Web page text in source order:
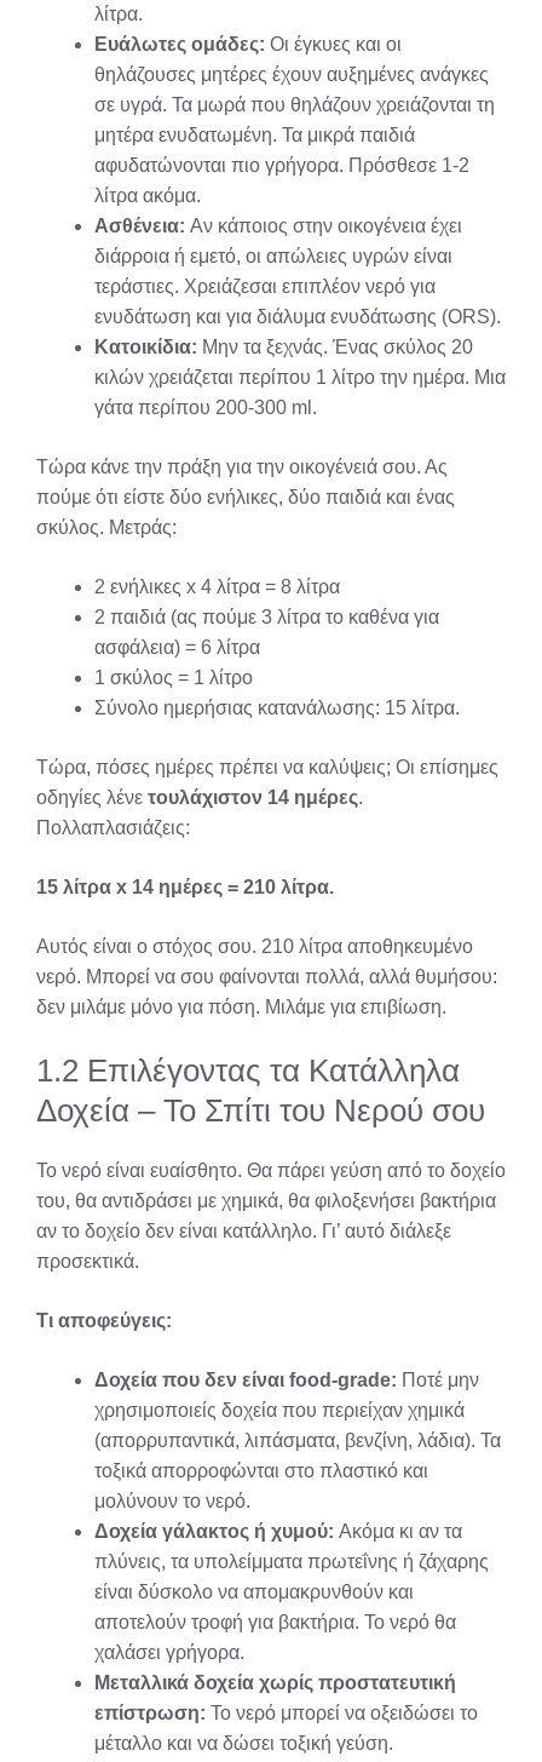
λίτρα.
Ευάλωτες ομάδες: Οι έγκυες και οι
θηλάζουσες μητέρες έχουν αυξημένες ανάγκες
σε υγρά. Τα μωρά που θηλάζουν χρειάζονται τη
μητέρα ενυδατωμένη. Τα μικρά παιδιά
αφυδατώνονται πιο γρήγορα. Πρόσθεσε 1-2
λίτρα ακόμα.
Ασθένεια: Αν κάποιος στην οικογένεια έχει
διάρροια ή εμετό, οι απώλειες υγρών είναι
τεράστιες. Χρειάζεσαι επιπλέον νερό για
ενυδάτωση και για διάλυμα ενυδάτωσης (ORS).
Κατοικίδια: Μην τα ξεχνάς. Ένας σκύλος 20
κιλών χρειάζεται περίπου 1 λίτρο την ημέρα. Μια
γάτα περίπου 200-300 ml.
Τώρα κάνε την πράξη για την οικογένειά σου. Ας
πούμε ότι είστε δύο ενήλικες, δύο παιδιά και ένας
σκύλος. Μετράς:
2 ενήλικες x 4 λίτρα = 8 λίτρα
2 παιδιά (ας πούμε 3 λίτρα το καθένα για
ασφάλεια) = 6 λίτρα
1 σκύλος = 1 λίτρο
Σύνολο ημερήσιας κατανάλωσης: 15 λίτρα.
Τώρα, πόσες ημέρες πρέπει να καλύψεις; Οι επίσημες
οδηγίες λένε τουλάχιστον 14 ημέρες.
Πολλαπλασιάζεις:
15 λίτρα x 14 ημέρες = 210 λίτρα.
Αυτός είναι ο στόχος σου. 210 λίτρα αποθηκευμένο
νερό. Μπορεί να σου φαίνονται πολλά, αλλά θυμήσου:
δεν μιλάμε μόνο για πόση. Μιλάμε για επιβίωση.
1.2 Επιλέγοντας τα Κατάλληλα
Δοχεία – Το Σπίτι του Νερού σου
Το νερό είναι ευαίσθητο. Θα πάρει γεύση από το δοχείο
του, θα αντιδράσει με χημικά, θα φιλοξενήσει βακτήρια
αν το δοχείο δεν είναι κατάλληλο. Γι’ αυτό διάλεξε
προσεκτικά.
Τι αποφεύγεις:
Δοχεία που δεν είναι food-grade: Ποτέ μην
χρησιμοποιείς δοχεία που περιείχαν χημικά
(απορρυπαντικά, λιπάσματα, βενζίνη, λάδια). Τα
τοξικά απορροφώνται στο πλαστικό και
μολύνουν το νερό.
Δοχεία γάλακτος ή χυμού: Ακόμα κι αν τα
πλύνεις, τα υπολείμματα πρωτεΐνης ή ζάχαρης
είναι δύσκολο να απομακρυνθούν και
αποτελούν τροφή για βακτήρια. Το νερό θα
χαλάσει γρήγορα.
Μεταλλικά δοχεία χωρίς προστατευτική
επίστρωση: Το νερό μπορεί να οξειδώσει το
μέταλλο και να δώσει τοξική γεύση.